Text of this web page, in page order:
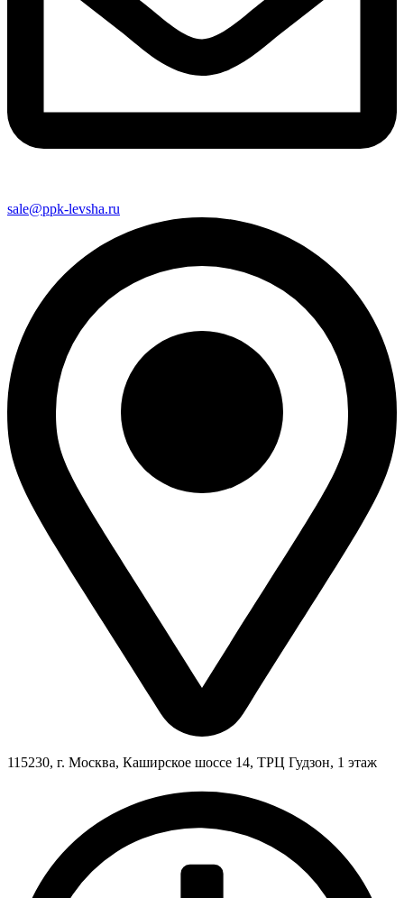
sale@ppk-levsha.ru
115230, г. Москва, Каширское шоссе 14, ТРЦ Гудзон, 1 этаж